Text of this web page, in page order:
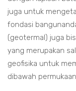
juga untuk
fondasi
(geotermal) juga
yang merupakan
geofisika untuk
dibawah